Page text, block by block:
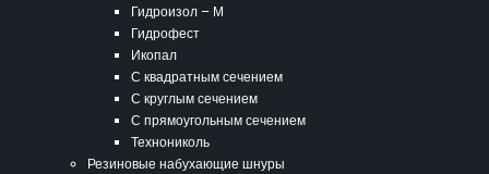
Гидроизол – М
Гидрофест
Икопал
С квадратным сечением
С круглым сечением
С прямоугольным сечением
Технониколь
Резиновые набухающие шнуры